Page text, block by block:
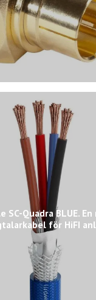
SC-Quadra BLUE.
för HiFI